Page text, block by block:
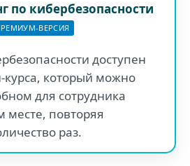
по кибербезопасности
ВЕРСИЯ
доступен
который можно
для сотрудника
повторяя
раз.